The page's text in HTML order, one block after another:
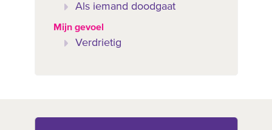
Als iemand doodgaat
Mijn gevoel
Verdrietig